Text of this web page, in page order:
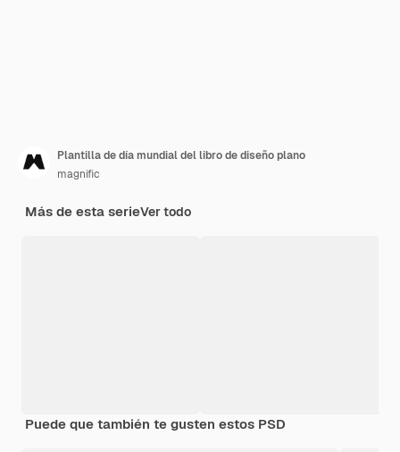
Plantilla de día mundial del libro de diseño plano
magnific
Más de esta serieVer todo
Puede que también te gusten estos PSD